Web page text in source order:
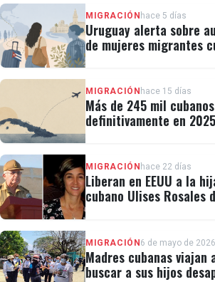
MIGRACIÓN hace 5 días
Uruguay alerta sobre
de mujeres migrantes
MIGRACIÓN hace 15 días
Más de 245 mil
definitivamente en
MIGRACIÓN hace 22 días
Liberan en EEUU a la
cubano Ulises Rosales
MIGRACIÓN6 de mayo de 2026
Madres cubanas viajan
buscar a sus hijos